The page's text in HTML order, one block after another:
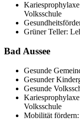
Volksschule
Grüner Teller:
Bad Aussee
Gesunde
Gesunder
Gesunde
Volksschule
Mobilität fördern: